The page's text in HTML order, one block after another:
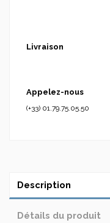
Livraison
Appelez-nous
(+33) 01.79.75.05.50
Description
Détails du produit